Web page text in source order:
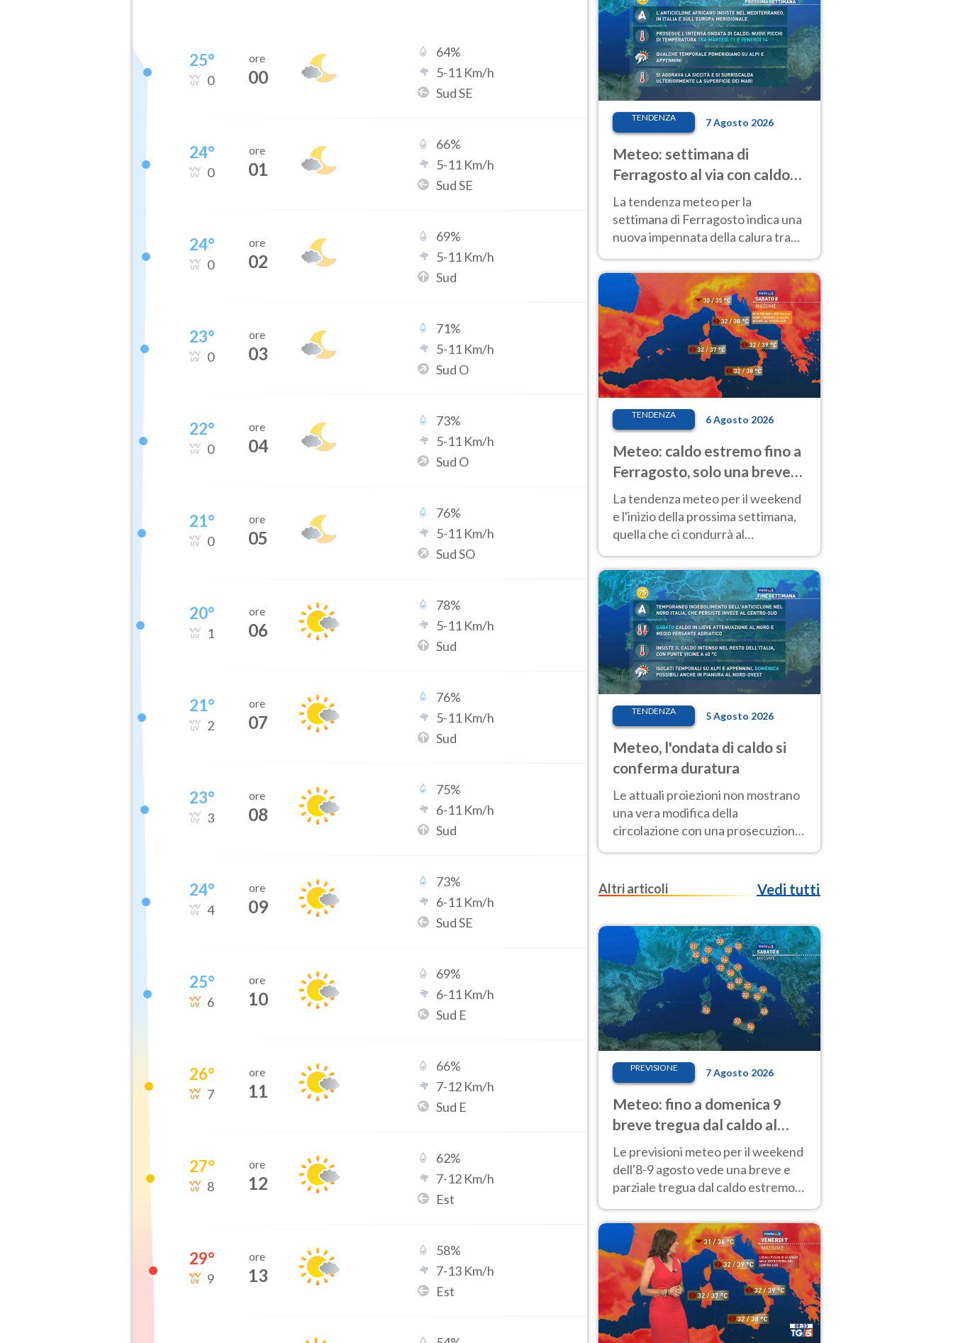
25°
0
ore
00
64%
5-11 Km/h
Sud SE
24°
0
ore
01
66%
5-11 Km/h
Sud SE
24°
0
ore
02
69%
5-11 Km/h
Sud
23°
0
ore
03
71%
5-11 Km/h
Sud O
22°
0
ore
04
73%
5-11 Km/h
Sud O
21°
0
ore
05
76%
5-11 Km/h
Sud SO
20°
1
ore
06
78%
5-11 Km/h
Sud
21°
2
ore
07
76%
5-11 Km/h
Sud
23°
3
ore
08
75%
6-11 Km/h
Sud
24°
4
ore
09
73%
6-11 Km/h
Sud SE
25°
6
ore
10
69%
6-11 Km/h
Sud E
26°
7
ore
11
66%
7-12 Km/h
Sud E
27°
8
ore
12
62%
7-12 Km/h
Est
29°
9
ore
13
58%
7-13 Km/h
Est
TENDENZA 7 Agosto 2026
Meteo: settimana di
Ferragosto al via con caldo
intenso e qualche temporale
La tendenza meteo per la
settimana di Ferragosto indica una
nuova impennata della calura tra
anche al Nord.
TENDENZA 6 Agosto 2026
Meteo: caldo estremo fino a
Ferragosto, solo una breve
pausa. Ecco dove
La tendenza meteo per il weekend
e l'inizio della prossima settimana,
quella che ci condurrà al
temperature molto elevate
TENDENZA 5 Agosto 2026
Meteo, l'ondata di caldo si
conferma duratura
Le attuali proiezioni non mostrano
una vera modifica della
circolazione con una prosecuzione
del caldo fuori scala per molti
Ferragosto
Altri articoli Vedi tutti
PREVISIONE 7 Agosto 2026
Meteo: fino a domenica 9
breve tregua dal caldo al
Nord! Altrove calura e afa
Le previsioni meteo per il weekend
dell'8-9 agosto vede una breve e
parziale tregua dal caldo estremo
40 gradi.